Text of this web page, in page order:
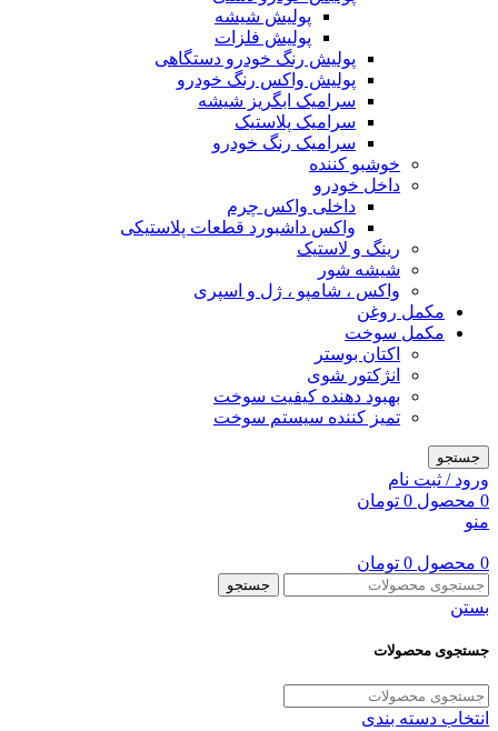
پولیش شیشه
پولیش فلزات
پولیش رنگ خودرو دستگاهی
پولیش واکس رنگ خودرو
سرامیک ابگریز شیشه
سرامیک پلاستیک
سرامیک رنگ خودرو
خوشبو کننده
داخل خودرو
داخلی واکس چرم
واکس داشبورد قطعات پلاستیکی
رینگ و لاستیک
شیشه شور
واکس ، شامپو ، ژل و اسپری
مکمل روغن
مکمل سوخت
اکتان بوستر
انژکتور شوی
بهبود دهنده کیفیت سوخت
تمیز کننده سیستم سوخت
جستجو
ورود / ثبت نام
0 محصول 0 تومان
منو
0 محصول 0 تومان
جستجو
بستن
جستجوی محصولات
انتخاب دسته بندی